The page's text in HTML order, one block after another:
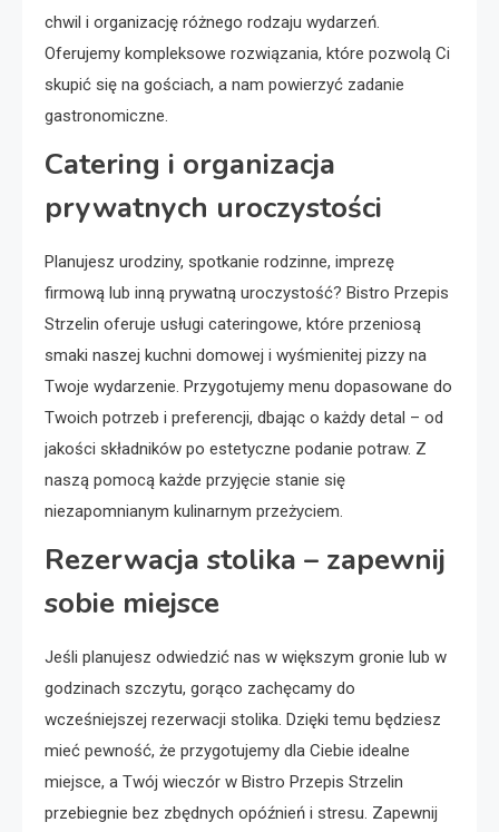
chwil i organizację różnego rodzaju wydarzeń.
Oferujemy kompleksowe rozwiązania, które pozwolą Ci
skupić się na gościach, a nam powierzyć zadanie
gastronomiczne.
Catering i organizacja
prywatnych uroczystości
Planujesz urodziny, spotkanie rodzinne, imprezę
firmową lub inną prywatną uroczystość? Bistro Przepis
Strzelin oferuje usługi cateringowe, które przeniosą
smaki naszej kuchni domowej i wyśmienitej pizzy na
Twoje wydarzenie. Przygotujemy menu dopasowane do
Twoich potrzeb i preferencji, dbając o każdy detal – od
jakości składników po estetyczne podanie potraw. Z
naszą pomocą każde przyjęcie stanie się
niezapomnianym kulinarnym przeżyciem.
Rezerwacja stolika – zapewnij
sobie miejsce
Jeśli planujesz odwiedzić nas w większym gronie lub w
godzinach szczytu, gorąco zachęcamy do
wcześniejszej rezerwacji stolika. Dzięki temu będziesz
mieć pewność, że przygotujemy dla Ciebie idealne
miejsce, a Twój wieczór w Bistro Przepis Strzelin
przebiegnie bez zbędnych opóźnień i stresu. Zapewnij